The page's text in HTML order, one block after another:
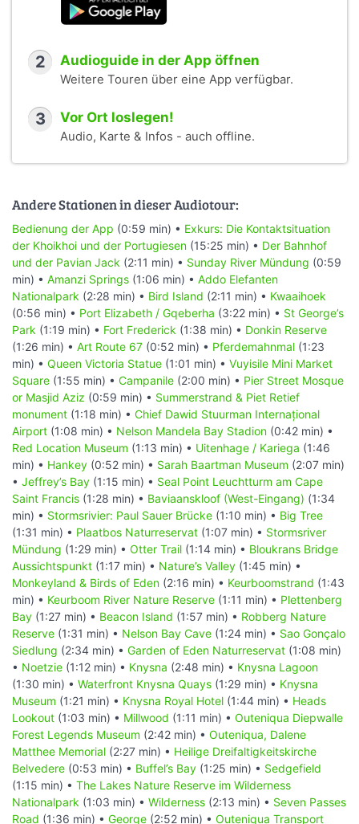
2 Audioguide in der App öffnen
Weitere Touren über eine App verfügbar.
3 Vor Ort loslegen!
Audio, Karte & Infos - auch offline.
Andere Stationen in dieser Audiotour:
Bedienung der App (0:59 min) • Exkurs: Die Kontaktsituation
der Khoikhoi und der Portugiesen (15:25 min) • Der Bahnhof
und der Pavian Jack (2:11 min) • Sunday River Mündung (0:59
min) • Amanzi Springs (1:06 min) • Addo Elefanten
Nationalpark (2:28 min) • Bird Island (2:11 min) • Kwaaihoek
(0:56 min) • Port Elizabeth / Gqeberha (3:22 min) • St George’s
Park (1:19 min) • Fort Frederick (1:38 min) • Donkin Reserve
(1:26 min) • Art Route 67 (0:52 min) • Pferdemahnmal (1:23
min) • Queen Victoria Statue (1:01 min) • Vuyisile Mini Market
Square (1:55 min) • Campanile (2:00 min) • Pier Street Mosque
or Masjid Aziz (0:59 min) • Summerstrand & Piet Retief
monument (1:18 min) • Chief Dawid Stuurman Internațional
Airport (1:08 min) • Nelson Mandela Bay Stadion (0:42 min) •
Red Location Museum (1:13 min) • Uitenhage / Kariega (1:46
min) • Hankey (0:52 min) • Sarah Baartman Museum (2:07 min)
• Jeffrey’s Bay (1:15 min) • Seal Point Leuchtturm am Cape
Saint Francis (1:28 min) • Baviaanskloof (West-Eingang) (1:34
min) • Stormsrivier: Paul Sauer Brücke (1:10 min) • Big Tree
(1:31 min) • Plaatbos Naturreservat (1:07 min) • Stormsriver
Mündung (1:29 min) • Otter Trail (1:14 min) • Bloukrans Bridge
Aussichtspunkt (1:17 min) • Nature’s Valley (1:45 min) •
Monkeyland & Birds of Eden (2:16 min) • Keurboomstrand (1:43
min) • Keurboom River Nature Reserve (1:11 min) • Plettenberg
Bay (1:27 min) • Beacon Island (1:57 min) • Robberg Nature
Reserve (1:31 min) • Nelson Bay Cave (1:24 min) • Sao Gonçalo
Siedlung (2:34 min) • Garden of Eden Naturreservat (1:08 min)
• Noetzie (1:12 min) • Knysna (2:48 min) • Knysna Lagoon
(1:30 min) • Waterfront Knysna Quays (1:29 min) • Knysna
Museum (1:21 min) • Knysna Royal Hotel (1:44 min) • Heads
Lookout (1:03 min) • Millwood (1:11 min) • Outeniqua Diepwalle
Forest Legends Museum (2:42 min) • Outeniqua, Dalene
Matthee Memorial (2:27 min) • Heilige Dreifaltigkeitskirche
Belvedere (0:53 min) • Buffel’s Bay (1:25 min) • Sedgefield
(1:15 min) • The Lakes Nature Reserve im Wilderness
Nationalpark (1:03 min) • Wilderness (2:13 min) • Seven Passes
Road (1:36 min) • George (2:52 min) • Outeniqua Transport